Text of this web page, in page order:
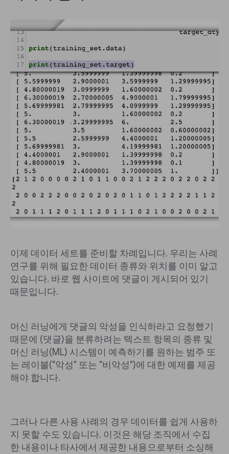
이제 데이터 세트를 준비할 차례입니다. 우리는 사례
연구를 위해 필요한 데이터 종류와 위치를 이미 알고
있습니다. 바로 웹 사이트에 댓글이 게시되어 있기
때문입니다.
머신 러닝에게 댓글의 악성을 인식하라고 요청했기
때문에 (댓글)을 분류하려는 텍스트 항목의 종류 및
머신 러닝(ML) 시스템이 예측하기를 원하는 범주 또
는 레이블("악성" 또는 "비악성")에 대한 예제를 제공
해야 합니다.
그러나 다른 사용 사례의 경우 데이터를 쉽게 사용하
지 못할 수도 있습니다. 이것은 해당 조직에서 수집
한 내용이나 타사에서 제공한 내용으로부터 소싱해